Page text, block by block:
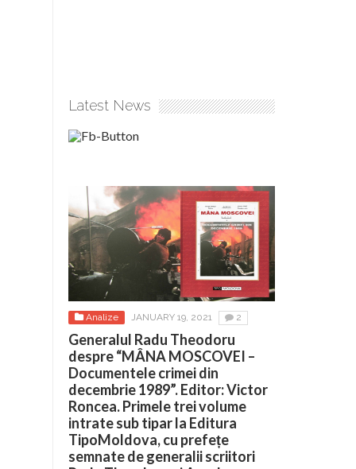
Latest News
Analize JANUARY 19, 2021 2
Generalul Radu Theodoru
despre “MÂNA MOSCOVEI –
Documentele crimei din
decembrie 1989”. Editor: Victor
Roncea. Primele trei volume
intrate sub tipar la Editura
TipoMoldova, cu prefețe
semnate de generalii scriitori